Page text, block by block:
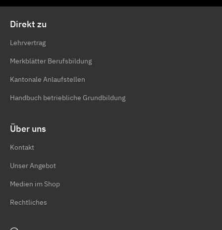
Direkt zu
Lehrvertrag
Merkblätter Berufsbildung
Kantonale Anlaufstellen
Handbuch betriebliche Grundbildung
Über uns
Kontakt
Unser Angebot
Medien im Shop
Rechtliches